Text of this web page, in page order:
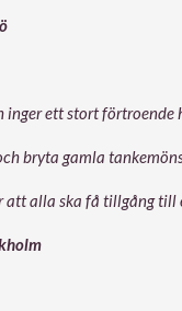
inger ett stort förtroende
bryta gamla
att alla ska få tillgång till